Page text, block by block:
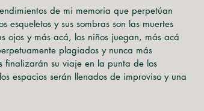
de mi memoria que perpetúan
esqueletos y sus sombras son las muertes
ojos y más acá, los niños juegan, más acá
plagiados y nunca más
finalizarán su viaje en la punta de los
espacios serán llenados de improviso y una